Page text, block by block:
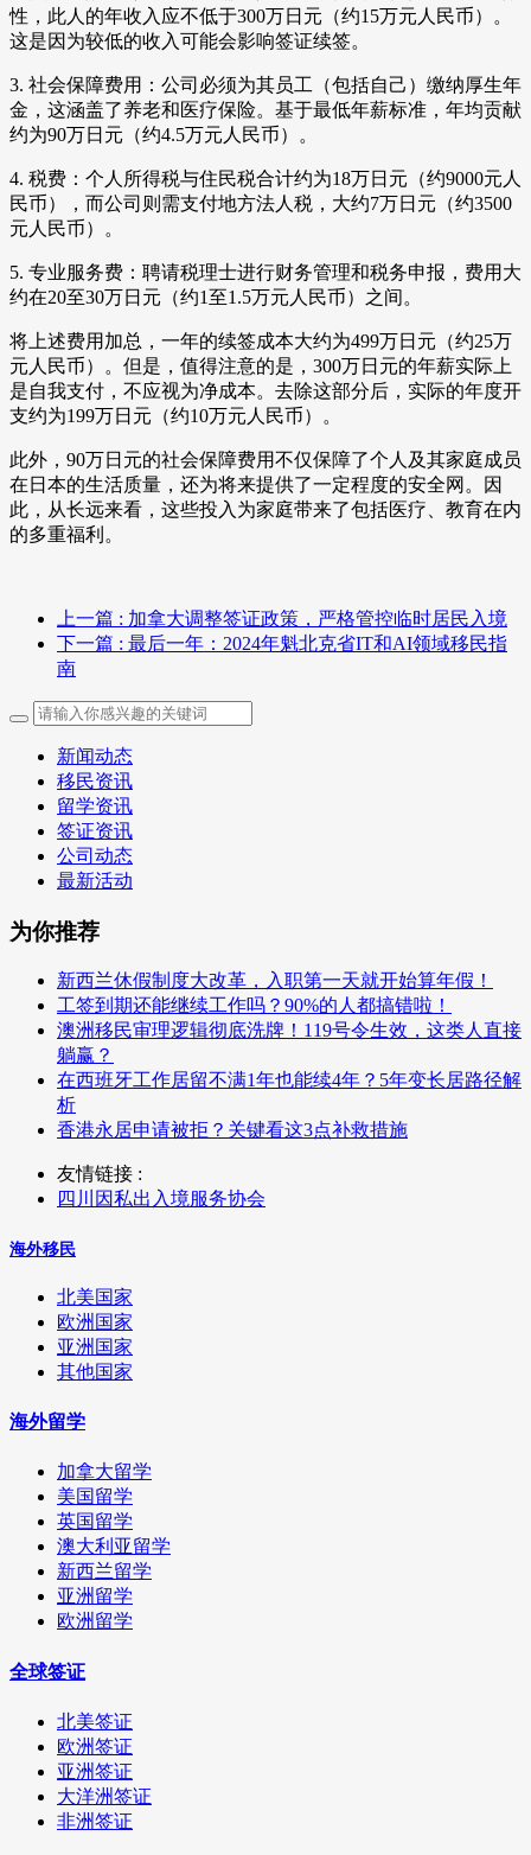
性，此人的年收入应不低于300万日元（约15万元人民币）。
这是因为较低的收入可能会影响签证续签。
3. 社会保障费用：公司必须为其员工（包括自己）缴纳厚生年
金，这涵盖了养老和医疗保险。基于最低年薪标准，年均贡献
约为90万日元（约4.5万元人民币）。
4. 税费：个人所得税与住民税合计约为18万日元（约9000元人
民币），而公司则需支付地方法人税，大约7万日元（约3500
元人民币）。
5. 专业服务费：聘请税理士进行财务管理和税务申报，费用大
约在20至30万日元（约1至1.5万元人民币）之间。
将上述费用加总，一年的续签成本大约为499万日元（约25万
元人民币）。但是，值得注意的是，300万日元的年薪实际上
是自我支付，不应视为净成本。去除这部分后，实际的年度开
支约为199万日元（约10万元人民币）。
此外，90万日元的社会保障费用不仅保障了个人及其家庭成员
在日本的生活质量，还为将来提供了一定程度的安全网。因
此，从长远来看，这些投入为家庭带来了包括医疗、教育在内
的多重福利。
上一篇 : 加拿大调整签证政策，严格管控临时居民入境
下一篇 : 最后一年：2024年魁北克省IT和AI领域移民指
南
新闻动态
移民资讯
留学资讯
签证资讯
公司动态
最新活动
为你推荐
新西兰休假制度大改革，入职第一天就开始算年假！
工签到期还能继续工作吗？90%的人都搞错啦！
澳洲移民审理逻辑彻底洗牌！119号令生效，这类人直接
躺赢？
在西班牙工作居留不满1年也能续4年？5年变长居路径解
析
香港永居申请被拒？关键看这3点补救措施
友情链接 :
四川因私出入境服务协会
海外移民
北美国家
欧洲国家
亚洲国家
其他国家
海外留学
加拿大留学
美国留学
英国留学
澳大利亚留学
新西兰留学
亚洲留学
欧洲留学
全球签证
北美签证
欧洲签证
亚洲签证
大洋洲签证
非洲签证